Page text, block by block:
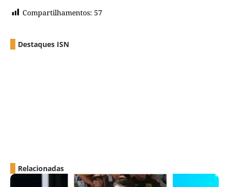
Compartilhamentos: 57
Destaques ISN
Relacionadas